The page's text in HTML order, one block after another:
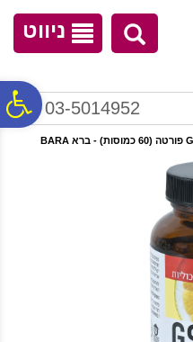
נגישות
ניווט
03-5014952